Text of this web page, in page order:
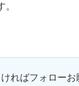
ればフォローお